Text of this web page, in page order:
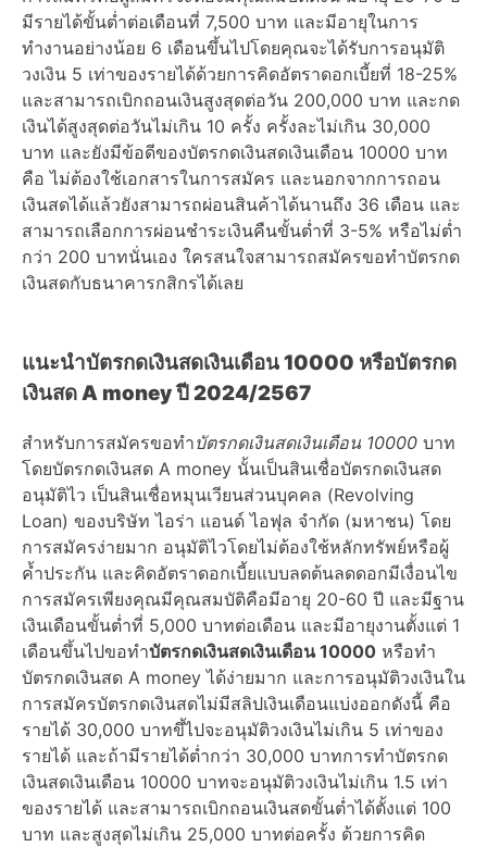
มีรายได้ขั้นต่ำต่อเดือนที่ 7,500 บาท และมีอายุในการ
ทำงานอย่างน้อย 6 เดือนขึ้นไปโดยคุณจะได้รับการอนุมัติ
วงเงิน 5 เท่าของรายได้ด้วยการคิดอัตราดอกเบี้ยที่ 18-25%
และสามารถเบิกถอนเงินสูงสุดต่อวัน 200,000 บาท และกด
เงินได้สูงสุดต่อวันไม่เกิน 10 ครั้ง ครั้งละไม่เกิน 30,000
บาท และยังมีข้อดีของบัตรกดเงินสดเงินเดือน 10000 บาท
คือ ไม่ต้องใช้เอกสารในการสมัคร และนอกจากการถอน
เงินสดได้แล้วยังสามารถผ่อนสินค้าได้นานถึง 36 เดือน และ
สามารถเลือกการผ่อนชำระเงินคืนขั้นต่ำที่ 3-5% หรือไม่ต่ำ
กว่า 200 บาทนั่นเอง ใครสนใจสามารถสมัครขอทำบัตรกด
เงินสดกับธนาคารกสิกรได้เลย
แนะนำบัตรกดเงินสดเงินเดือน 10000 หรือบัตรกด
เงินสด A money ปี 2024/2567
สำหรับการสมัครขอทำบัตรกดเงินสดเงินเดือน 10000 บาท
โดยบัตรกดเงินสด A money นั้นเป็นสินเชื่อบัตรกดเงินสด
อนุมัติไว เป็นสินเชื่อหมุนเวียนส่วนบุคคล (Revolving
Loan) ของบริษัท ไอร่า แอนด์ ไอฟุล จำกัด (มหาชน) โดย
การสมัครง่ายมาก อนุมัติไวโดยไม่ต้องใช้หลักทรัพย์หรือผู้
ค้ำประกัน และคิดอัตราดอกเบี้ยแบบลดต้นลดดอกมีเงื่อนไข
การสมัครเพียงคุณมีคุณสมบัติคือมีอายุ 20-60 ปี และมีฐาน
เงินเดือนขั้นต่ำที่ 5,000 บาทต่อเดือน และมีอายุงานตั้งแต่ 1
เดือนขึ้นไปขอทำบัตรกดเงินสดเงินเดือน 10000 หรือทำ
บัตรกดเงินสด A money ได้ง่ายมาก และการอนุมัติวงเงินใน
การสมัครบัตรกดเงินสดไม่มีสลิปเงินเดือนแบ่งออกดังนี้ คือ
รายได้ 30,000 บาทขึ้ไปจะอนุมัติวงเงินไม่เกิน 5 เท่าของ
รายได้ และถ้ามีรายได้ต่ำกว่า 30,000 บาทการทำบัตรกด
เงินสดเงินเดือน 10000 บาทจะอนุมัติวงเงินไม่เกิน 1.5 เท่า
ของรายได้ และสามารถเบิกถอนเงินสดขั้นต่ำได้ตั้งแต่ 100
บาท และสูงสุดไม่เกิน 25,000 บาทต่อครั้ง ด้วยการคิด